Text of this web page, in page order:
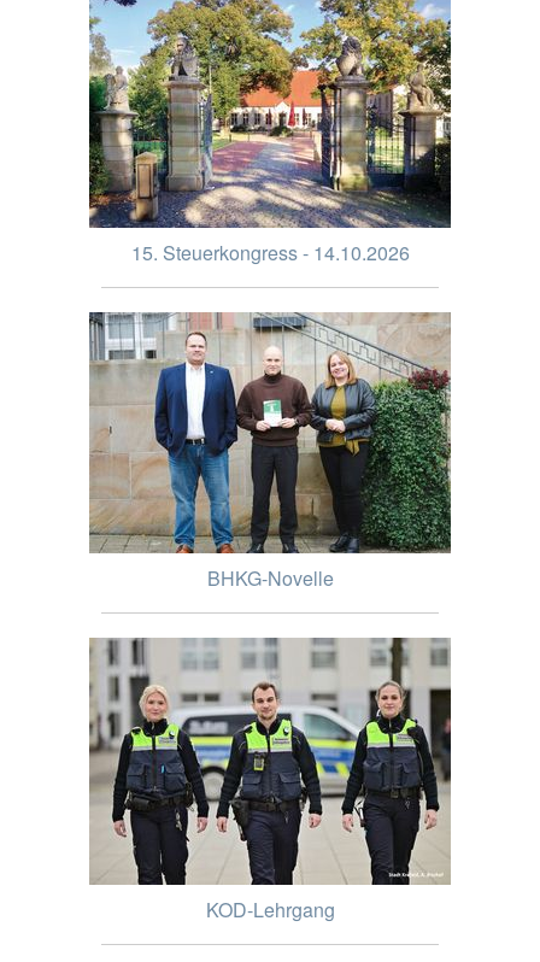
15. Steuerkongress - 14.10.2026
BHKG-Novelle
KOD-Lehrgang